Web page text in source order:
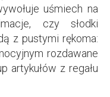
uśmiech na
czy słodki
z pustymi rękoma:
rozdawane
artykułów z regału